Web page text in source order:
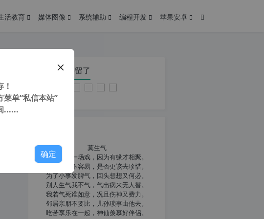
活教育 媒体图像 系统辅助 编程开发 苹果安卓
您在本页停留了
莫生气
人生就像一场戏，因为有缘才相聚。
相扶到老不容易，是否更该去珍惜。
为了小事发脾气，回头想想又何必。
别人生气我不气，气出病来无人替。
我若气死谁如意，况且伤神又费力。
邻居亲朋不要比，儿孙琐事由他去。
吃苦享乐在一起，神仙羡慕好伴侣。
单“私信本站”
......
确定